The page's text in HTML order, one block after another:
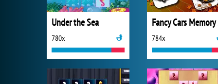
Under the Sea
780x 784x